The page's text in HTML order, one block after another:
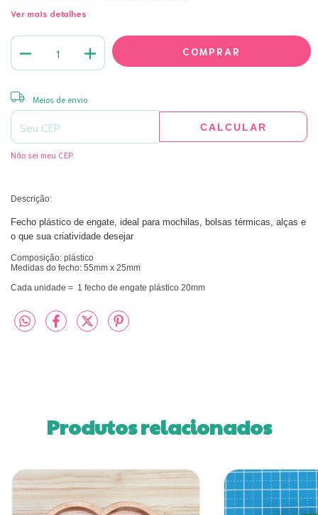
Ver mais detalhes
Entregas para o CEP:
Meios de envio
CALCULAR
Não sei meu CEP
Descrição:
Fecho plástico de engate, ideal para mochilas, bolsas térmicas, alças e
o que sua criatividade desejar
Composição: plástico
Medidas do fecho: 55mm x 25mm
Cada unidade = 1 fecho de engate plástico 20mm
Produtos relacionados